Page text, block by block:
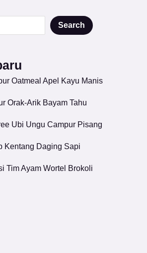
Search
Oatmeal Apel Kayu Manis
Orak-Arik Bayam Tahu
Ubi Ungu Campur Pisang
Kentang Daging Sapi
Tim Ayam Wortel Brokoli